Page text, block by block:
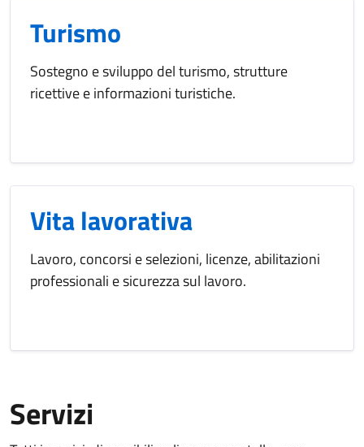
Turismo
Sostegno e sviluppo del turismo, strutture
ricettive e informazioni turistiche.
Vita lavorativa
Lavoro, concorsi e selezioni, licenze, abilitazioni
professionali e sicurezza sul lavoro.
Servizi